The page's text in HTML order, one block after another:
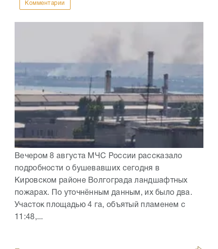
Комментарии
Вечером 8 августа МЧС России рассказало
подробности о бушевавших сегодня в
Кировском районе Волгограда ландшафтных
пожарах. По уточнённым данным, их было два.
Участок площадью 4 га, объятый пламенем с
11:48,...